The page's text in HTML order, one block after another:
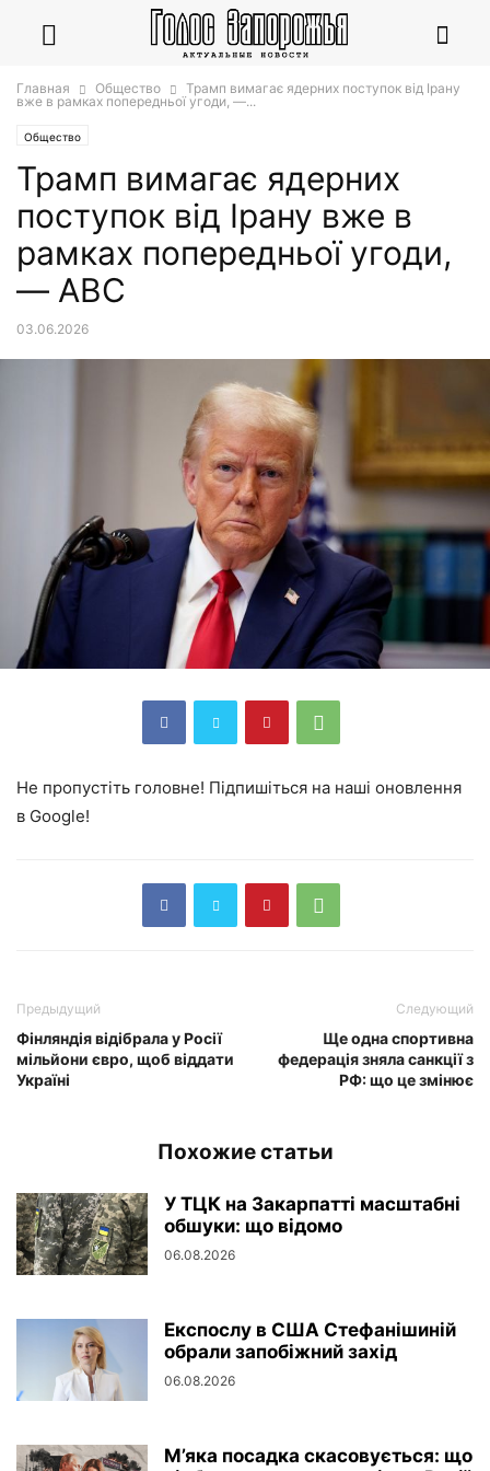
Главная Общество
Трамп вимагає ядерних поступок від Ірану
вже в рамках попередньої угоди, —...
Общество
Трамп вимагає ядерних
поступок від Ірану вже в
рамках попередньої угоди,
— ABC
03.06.2026
Не пропустіть головне! Підпишіться на наші оновлення
в Google!
Предыдущий
Фінляндія відібрала у Росії
мільйони євро, щоб віддати
Україні
Следующий
Ще одна спортивна
федерація зняла санкції з
РФ: що це змінює
Похожие статьи
У ТЦК на Закарпатті масштабні
обшуки: що відомо
06.08.2026
Експослу в США Стефанішиній
обрали запобіжний захід
06.08.2026
М’яка посадка скасовується: що